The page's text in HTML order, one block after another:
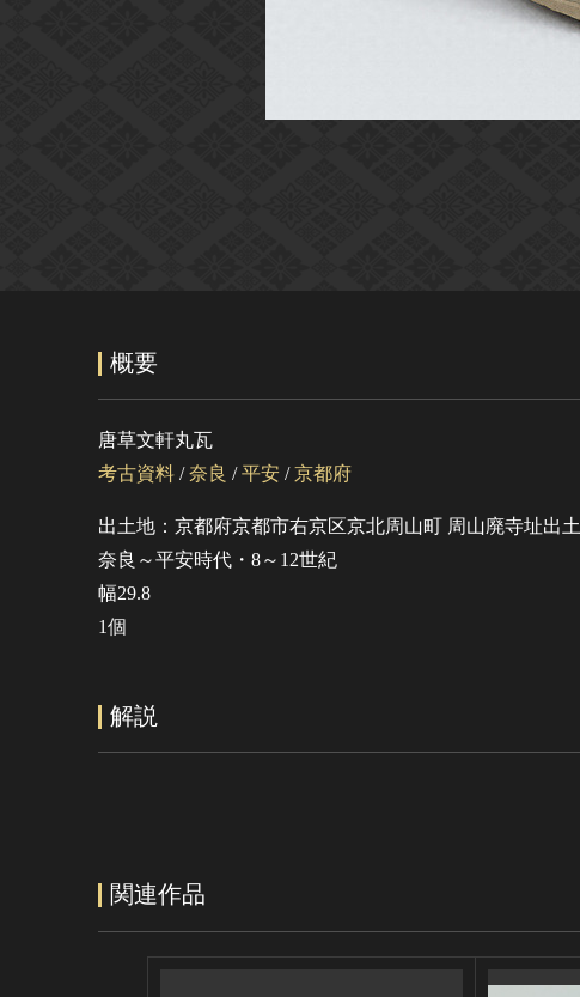
概要
唐草文軒丸瓦
考古資料 /奈良 /平安 /京都府
出土地：京都府京都市右京区京北周山町 周山廃寺址出土
奈良～平安時代・8～12世紀
幅29.8
1個
解説
関連作品